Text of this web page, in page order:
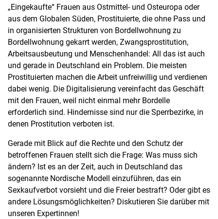
„Eingekaufte“ Frauen aus Ostmittel- und Osteuropa oder
aus dem Globalen Süden, Prostituierte, die ohne Pass und
in organisierten Strukturen von Bordellwohnung zu
Bordellwohnung gekarrt werden, Zwangsprostitution,
Arbeitsausbeutung und Menschenhandel: All das ist auch
und gerade in Deutschland ein Problem. Die meisten
Prostituierten machen die Arbeit unfreiwillig und verdienen
dabei wenig. Die Digitalisierung vereinfacht das Geschäft
mit den Frauen, weil nicht einmal mehr Bordelle
erforderlich sind. Hindernisse sind nur die Sperrbezirke, in
denen Prostitution verboten ist.
Gerade mit Blick auf die Rechte und den Schutz der
betroffenen Frauen stellt sich die Frage: Was muss sich
ändern? Ist es an der Zeit, auch in Deutschland das
sogenannte Nordische Modell einzuführen, das ein
Sexkaufverbot vorsieht und die Freier bestraft? Oder gibt es
andere Lösungsmöglichkeiten? Diskutieren Sie darüber mit
unseren Expertinnen!